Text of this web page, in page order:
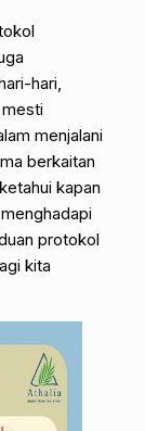
hari,
menjalani
berkaitan
kapan
protokol
kita